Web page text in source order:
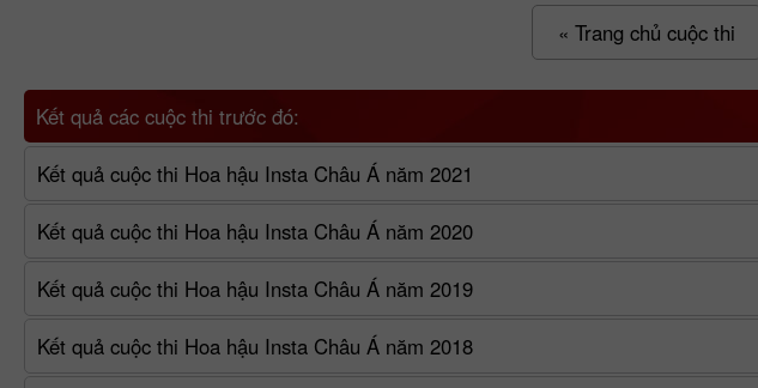
« Trang chủ cuộc thi
Kết quả các cuộc thi trước đó:
Kết quả cuộc thi Hoa hậu Insta Châu Á năm 2021
Kết quả cuộc thi Hoa hậu Insta Châu Á năm 2020
Kết quả cuộc thi Hoa hậu Insta Châu Á năm 2019
Kết quả cuộc thi Hoa hậu Insta Châu Á năm 2018